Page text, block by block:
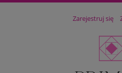
Zarejestruj się